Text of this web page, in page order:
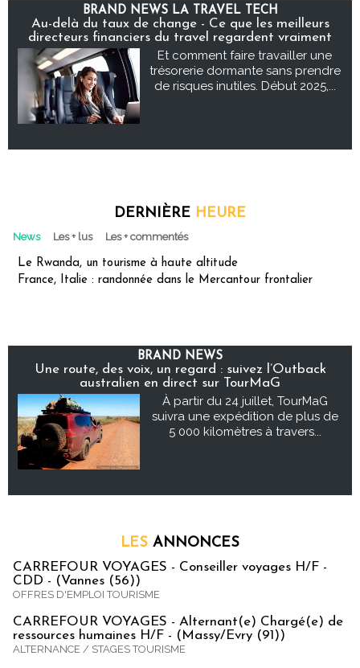
BRAND NEWS LA TRAVEL TECH
Au-delà du taux de change - Ce que les meilleurs
directeurs financiers du travel regardent vraiment
Et comment faire travailler une
trésorerie dormante sans prendre
de risques inutiles. Début 2025,...
DERNIÈRE HEURE
News Les + lus Les + commentés
Le Rwanda, un tourisme à haute altitude
France, Italie : randonnée dans le Mercantour frontalier
BRAND NEWS
Une route, des voix, un regard : suivez l’Outback
australien en direct sur TourMaG
À partir du 24 juillet, TourMaG
suivra une expédition de plus de
5 000 kilomètres à travers...
LES ANNONCES
CARREFOUR VOYAGES - Conseiller voyages H/F -
CDD - (Vannes (56))
OFFRES D'EMPLOI TOURISME
CARREFOUR VOYAGES - Alternant(e) Chargé(e) de
ressources humaines H/F - (Massy/Evry (91))
ALTERNANCE / STAGES TOURISME